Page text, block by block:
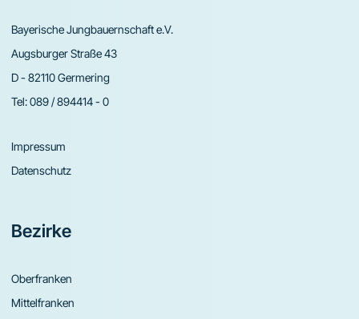
Bayerische Jungbauernschaft e.V.
Augsburger Straße 43
D - 82110 Germering
Tel:089 / 894414 - 0
Impressum
Datenschutz
Bezirke
Oberfranken
Mittelfranken